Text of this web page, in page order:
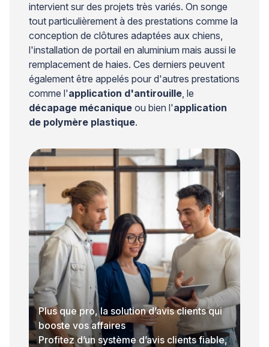
intervient sur des projets très variés. On songe
tout particulièrement à des prestations comme la
conception de clôtures adaptées aux chiens,
l'installation de portail en aluminium mais aussi le
remplacement de haies. Ces derniers peuvent
également être appelés pour d'autres prestations
comme l'application d'antirouille, le
décapage mécanique ou bien l'application
de polymère plastique.
Plus que pro, la solution d’avis clients qui
booste vos affaires
Profitez d’un système d’avis clients fiable,